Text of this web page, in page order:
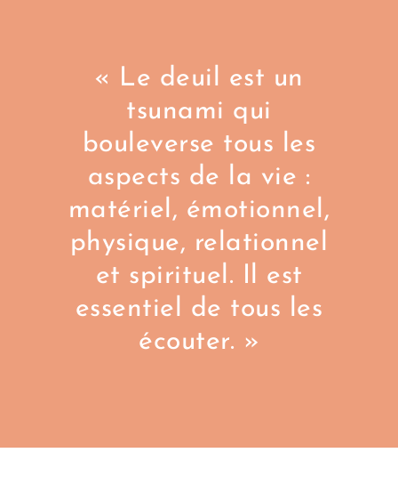
« Le deuil est un
tsunami qui
bouleverse tous les
aspects de la vie :
matériel, émotionnel,
physique, relationnel
et spirituel. Il est
essentiel de tous les
écouter. »